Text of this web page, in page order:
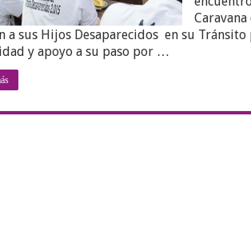
a sus Hijos Desaparecidos en su
y apoyo a su paso por …